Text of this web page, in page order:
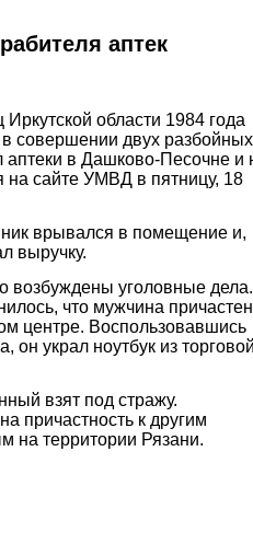
аптек
области 1984 года
совершении двух разбойных
в Дашково-Песочне и
на сайте УМВД в пятницу, 18
врывался в помещение и,
выручку.
возбуждены уголовные
что мужчина
центре. Воспользовавшись
он украл ноутбук из
взят под стражу.
причастность к другим
на территории Рязани.